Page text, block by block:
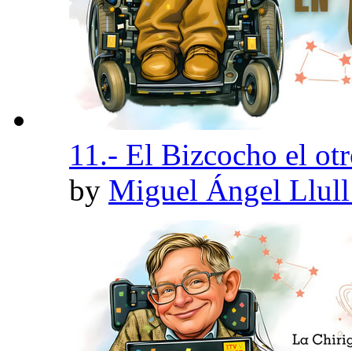
11.- El Bizcocho el
by Miguel Ángel